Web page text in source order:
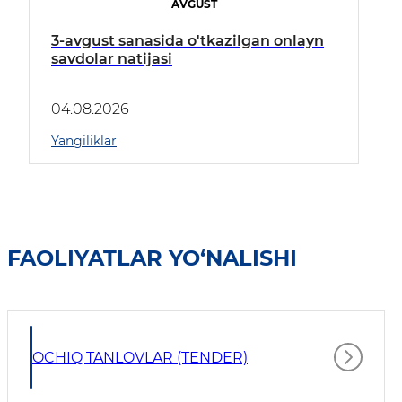
AVGUST
3-avgust sanasida o'tkazilgan onlayn
savdolar natijasi
04.08.2026
Yangiliklar
FAOLIYATLAR YO‘NALISHI
OCHIQ TANLOVLAR (TENDER)